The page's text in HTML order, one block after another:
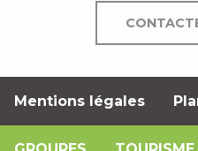
Mentions légales